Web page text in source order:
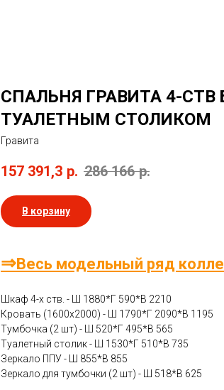
СПАЛЬНЯ ГРАВИТА 4-
ТУАЛЕТНЫМ СТОЛИКОМ
Гравита
157 391,3 р. 286 166 р.
В корзину
⇒Весь модельный ряд
Шкаф 4-х ств. - Ш 1880*Г 590*В 2210
Кровать (1600х2000) - Ш 1790*Г 2090*В 1195
Тумбочка (2 шт) - Ш 520*Г 495*В 565
Туалетный столик - Ш 1530*Г 510*В 735
Зеркало ППУ - Ш 855*В 855
Зеркало для тумбочки (2 шт) - Ш 518*В 625